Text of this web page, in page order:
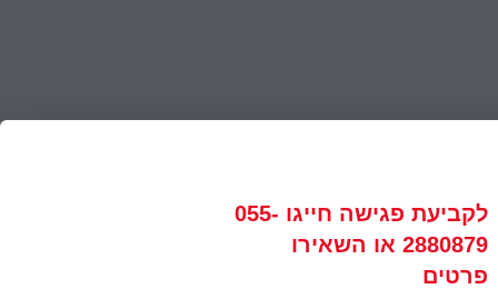
לקביעת פגישה חייגו 055-
2880879או השאירו
פרטים